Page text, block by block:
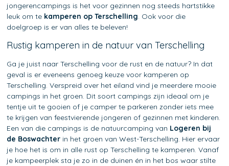
jongerencampings is het voor gezinnen nog steeds hartstikke
leuk om te kamperen op Terschelling. Ook voor die
doelgroep is er van alles te beleven!
Rustig kamperen in de natuur van Terschelling
Ga je juist naar Terschelling voor de rust en de natuur? In dat
geval is er eveneens genoeg keuze voor kamperen op
Terschelling. Verspreid over het eiland vind je meerdere mooie
campings in het groen. Dit soort campings zijn ideaal om je
tentje uit te gooien of je camper te parkeren zonder iets mee
te krijgen van feestvierende jongeren of gezinnen met kinderen.
Een van die campings is de natuurcamping van Logeren bij
de Boswachter in het groen van West-Terschelling. Hier ervaar
je hoe het is om in alle rust op Terschelling te kamperen. Vanaf
je kampeerplek sta je zo in de duinen én in het bos waar stilte